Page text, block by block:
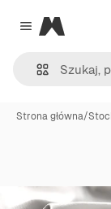
Close menu
Magnific
Strona główna/